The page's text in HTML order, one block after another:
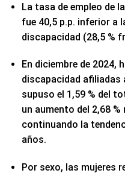
La tasa de empleo de
fue 40,5 p.p. inferior a
discapacidad (28,5 %
En diciembre de 2024,
discapacidad afiliadas
supuso el 1,59 % del
un aumento del 2,68
continuando la
años.
Por sexo, las mujeres